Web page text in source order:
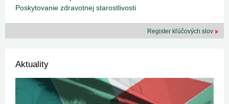
Poskytovanie zdravotnej starostlivosti
Register kľúčových slov
Aktuality